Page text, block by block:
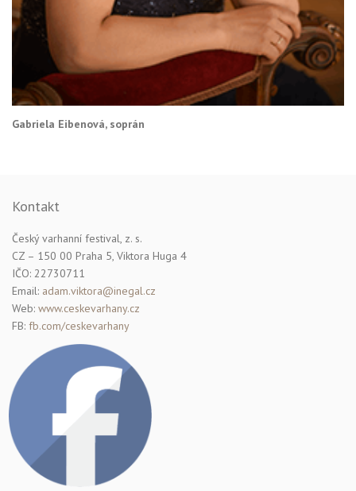
Gabriela Eibenová, soprán
Kontakt
Český varhanní festival, z. s.
CZ – 150 00 Praha 5, Viktora Huga 4
IČO: 22730711
Email: adam.viktora@inegal.cz
Web: www.ceskevarhany.cz
FB: fb.com/ceskevarhany